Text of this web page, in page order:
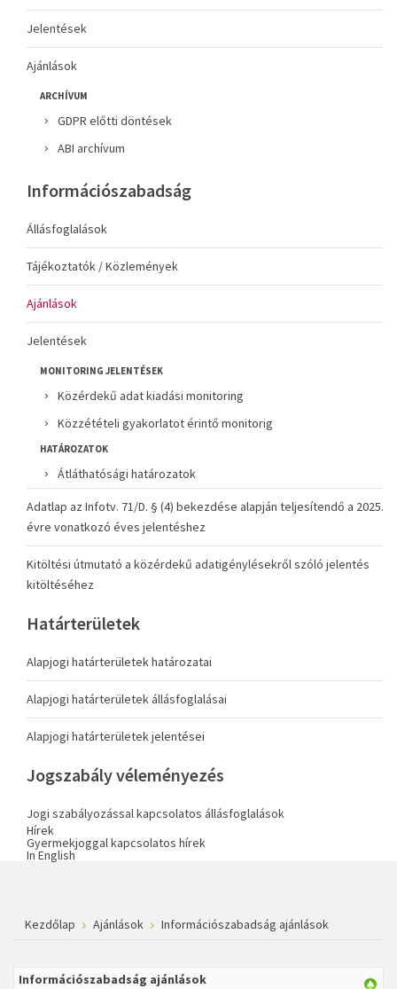
Jelentések
Ajánlások
ARCHÍVUM
GDPR előtti döntések
ABI archívum
Információszabadság
Állásfoglalások
Tájékoztatók / Közlemények
Ajánlások
Jelentések
MONITORING JELENTÉSEK
Közérdekű adat kiadási monitoring
Közzétételi gyakorlatot érintő monitorig
HATÁROZATOK
Átláthatósági határozatok
Adatlap az Infotv. 71/D. § (4) bekezdése alapján teljesítendő a 2025.
évre vonatkozó éves jelentéshez
Kitöltési útmutató a közérdekű adatigénylésekről szóló jelentés
kitöltéséhez
Határterületek
Alapjogi határterületek határozatai
Alapjogi határterületek állásfoglalásai
Alapjogi határterületek jelentései
Jogszabály véleményezés
Jogi szabályozással kapcsolatos állásfoglalások
Hírek
Gyermekjoggal kapcsolatos hírek
In English
Kezdőlap Ajánlások Információszabadság ajánlások
Információszabadság ajánlások